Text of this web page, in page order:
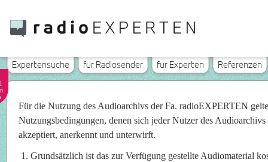
Expertensuche für Radiosender für Experten Referenzen
Für die Nutzung des Audioarchivs der Fa. radioEXPERTEN
Nutzungsbedingungen, denen sich jeder Nutzer des
akzeptiert, anerkennt und unterwirft.
Grundsätzlich ist das zur Verfügung gestellte Audiomaterial